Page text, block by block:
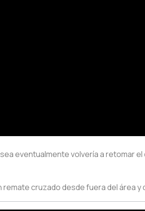
eventualmente volvería a retomar
cruzado desde fuera del área